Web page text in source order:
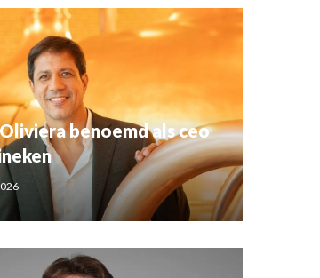
benoemd als ceo